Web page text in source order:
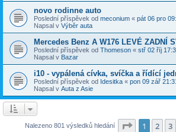
novo rodinne auto
Poslední příspěvek od meconium « pát 06 pro
Napsal v Výběr auta
Mercedes Benz A W176 LEVÉ ZADNÍ
Poslední příspěvek od Thomeson « stř 02 říj
Napsal v Bazar
i10 - vypálená cívka, svíčka a řídící
Poslední příspěvek od Idesitka « pon 09 zář
Napsal v Auta z Asie
Nalezeno 801 výsledků hledání Stránka z
1 2 3